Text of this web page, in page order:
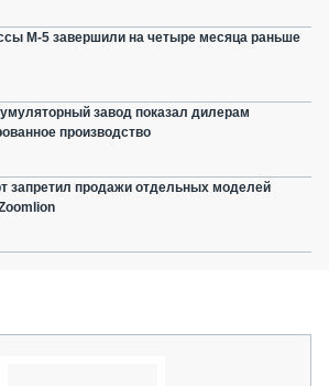
М-5 завершили на четыре месяца раньше
завод показал дилерам
производство
запретил продажи отдельных моделей